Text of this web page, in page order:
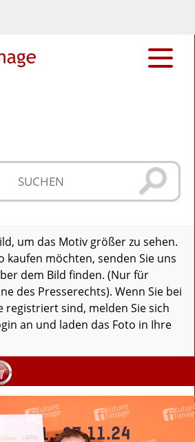
um das Motiv größer zu sehen.
kaufen möchten, senden Sie uns
dem Bild finden. (Nur für
des Presserechts). Wenn Sie bei
registriert sind, melden Sie sich
an und laden das Foto in Ihre